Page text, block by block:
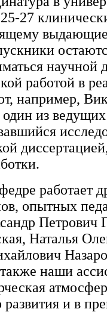
27
научной
работой в
например,
из ведущих
работает
опытных
Петрович
Наталья
наши
и в